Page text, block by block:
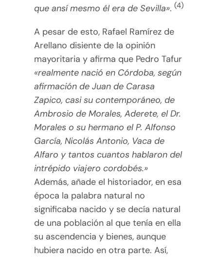
que ansí mesmo él era de Sevilla». (4)
A pesar de esto, Rafael Ramírez de
Arellano disiente de la opinión
mayoritaria y afirma que Pedro Tafur
«realmente nació en Córdoba, según
afirmación de Juan de Carasa
Zapico, casi su contemporáneo, de
Ambrosio de Morales, Aderete, el Dr.
Morales o su hermano el P. Alfonso
García, Nicolás Antonio, Vaca de
Alfaro y tantos cuantos hablaron del
intrépido viajero cordobés.»
Además, añade el historiador, en esa
época la palabra natural no
significaba nacido y se decía natural
de una población al que tenía en ella
su ascendencia y bienes, aunque
hubiera nacido en otra parte. Así,